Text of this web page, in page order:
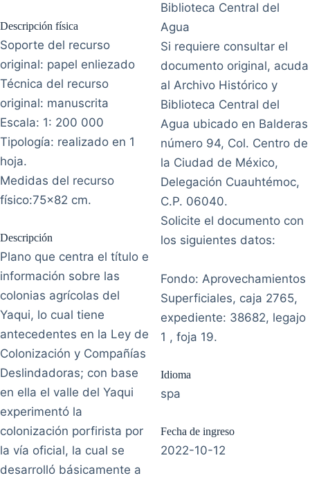
Descripción física
Soporte del recurso
original: papel enliezado
Técnica del recurso
original: manuscrita
Escala: 1: 200 000
Tipología: realizado en 1
hoja.
Medidas del recurso
físico:75x82 cm.
Descripción
Plano que centra el título e
información sobre las
colonias agrícolas del
Yaqui, lo cual tiene
antecedentes en la Ley de
Colonización y Compañías
Deslindadoras; con base
en ella el valle del Yaqui
experimentó la
colonización porfirista por
la vía oficial, la cual se
desarrolló básicamente a
Biblioteca Central del
Agua
Si requiere consultar el
documento original, acuda
al Archivo Histórico y
Biblioteca Central del
Agua ubicado en Balderas
número 94, Col. Centro de
la Ciudad de México,
Delegación Cuauhtémoc,
C.P. 06040.
Solicite el documento con
los siguientes datos:
Fondo: Aprovechamientos
Superficiales, caja 2765,
expediente: 38682, legajo
1 , foja 19.
Idioma
spa
Fecha de ingreso
2022-10-12